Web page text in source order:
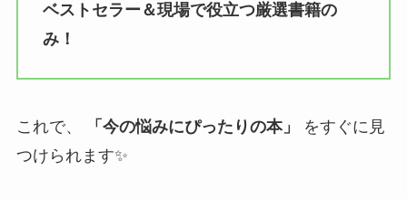
ベストセラー＆現場で役立つ厳選書籍の
み！
これで、 「今の悩みにぴったりの本」
をすぐに見
つけられます✨